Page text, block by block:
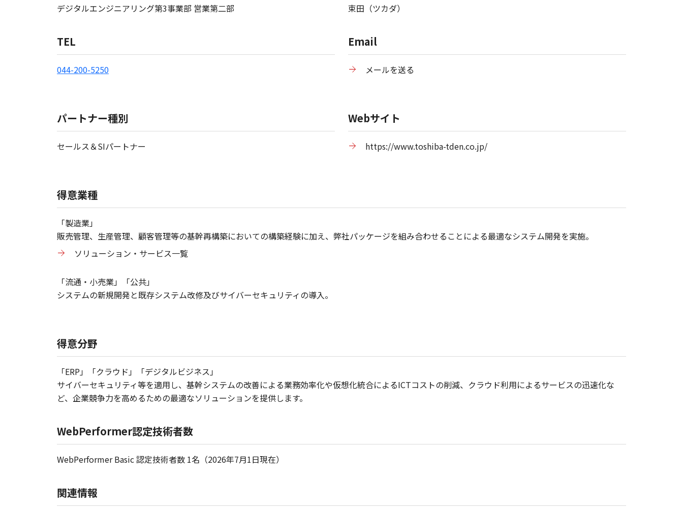
デジタルエンジニアリング第3事業部 営業第二部 束田（ツカダ）
TEL
044-200-5250
Email
メールを送る
パートナー種別
セールス＆SIパートナー
Webサイト
https://www.toshiba-tden.co.jp/
得意業種
「製造業」
販売管理、生産管理、顧客管理等の基幹再構築においての構築経験に加え、弊社パッケージを組み合わせることによる最適なシステム開発を実施。
ソリューション・サービス一覧
「流通・小売業」「公共」
システムの新規開発と既存システム改修及びサイバーセキュリティの導入。
得意分野
「ERP」「クラウド」「デジタルビジネス」
サイバーセキュリティ等を適用し、基幹システムの改善による業務効率化や仮想化統合によるICTコストの削減、クラウド利用によるサービスの迅速化な
ど、企業競争力を高めるための最適なソリューションを提供します。
WebPerformer認定技術者数
WebPerformer Basic 認定技術者数 1名（2026年7月1日現在）
関連情報